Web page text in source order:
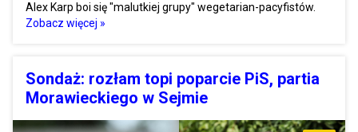
Alex Karp boi się "malutkiej grupy" wegetarian-pacyfistów.
Zobacz więcej »
Sondaż: rozłam topi poparcie PiS, partia
Morawieckiego w Sejmie